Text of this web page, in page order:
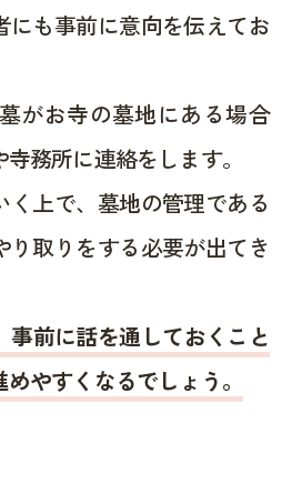
にも事前に意向を伝えてお
がお寺の墓地にある場合
務所に連絡をします。
上で、墓地の管理である
り取りをする必要が出てき
前に話を通しておくこと
やすくなるでしょう。